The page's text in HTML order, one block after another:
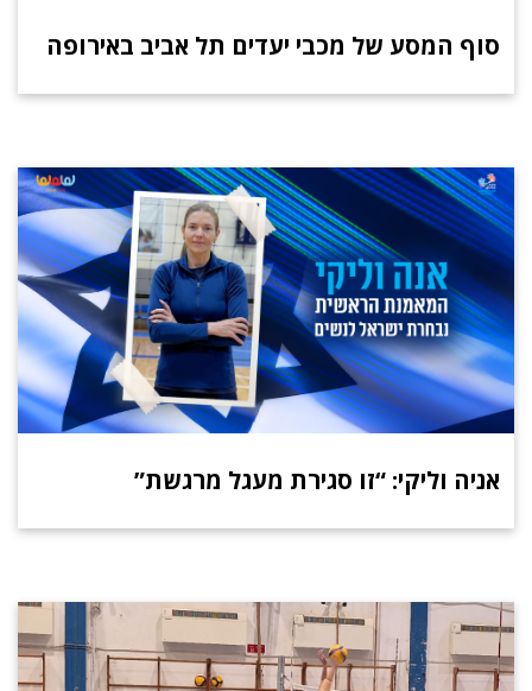
סוף המסע של מכבי יעדים תל אביב באירופה
אניה וליקי: “זו סגירת מעגל מרגשת”